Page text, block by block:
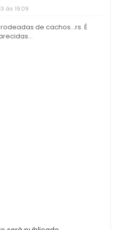
às 19:09
de cachos...rs. É